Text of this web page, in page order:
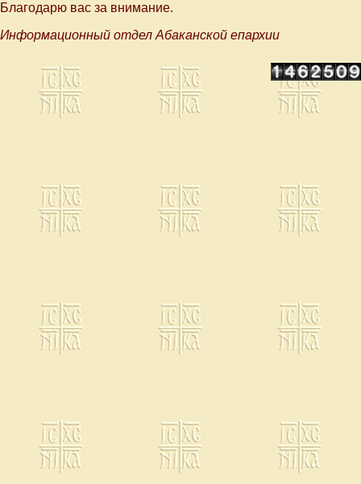
Благодарю вас за внимание.
Информационный отдел Абаканской епархии